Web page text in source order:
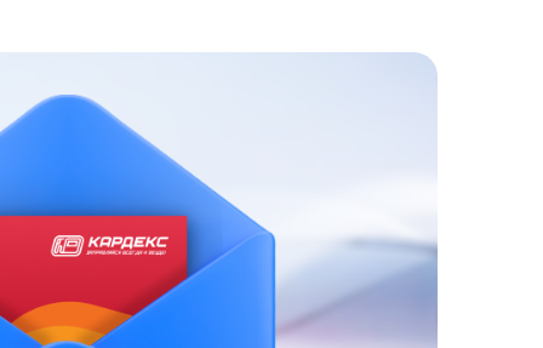
ЗАКАЗАТЬ
ЗВОНОК